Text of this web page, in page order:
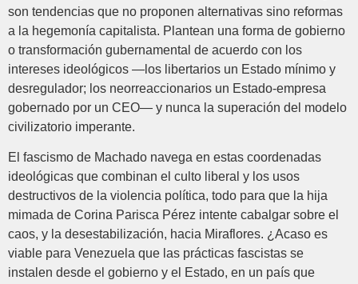
son tendencias que no proponen alternativas sino reformas
a la hegemonía capitalista. Plantean una forma de gobierno
o transformación gubernamental de acuerdo con los
intereses ideológicos —los libertarios un Estado mínimo y
desregulador; los neorreaccionarios un Estado-empresa
gobernado por un CEO— y nunca la superación del modelo
civilizatorio imperante.
El fascismo de Machado navega en estas coordenadas
ideológicas que combinan el culto liberal y los usos
destructivos de la violencia política, todo para que la hija
mimada de Corina Parisca Pérez intente cabalgar sobre el
caos, y la desestabilización, hacia Miraflores. ¿Acaso es
viable para Venezuela que las prácticas fascistas se
instalen desde el gobierno y el Estado, en un país que